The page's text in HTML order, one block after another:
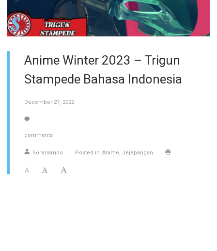
Anime Winter 2023 – Trigun
Stampede Bahasa Indonesia
December 27, 2022
comments
Sorenamoo Posted in Anime Jejepangan